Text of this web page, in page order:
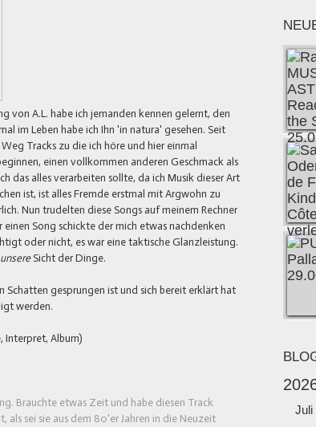
von A.L. habe ich jemanden kennen gelernt, den
im Leben habe ich Ihn 'in natura' gesehen. Seit
Tracks zu die ich höre und hier einmal
einen vollkommen anderen Geschmack als
das alles verarbeiten sollte, da ich Musik dieser Art
ist, ist alles Fremde erstmal mit Argwohn zu
Nun trudelten diese Songs auf meinem Rechner
Song schickte der mich etwas nachdenken
oder nicht, es war eine taktische Glanzleistung.
unsereSicht der Dinge.
Schatten gesprungen ist und sich bereit erklärt hat
werden.
Interpret, Album)
Brauchte etwas Zeit und habe diesen Track
als sei sie aus dem 80'er Jahren in die Neuzeit
Juli